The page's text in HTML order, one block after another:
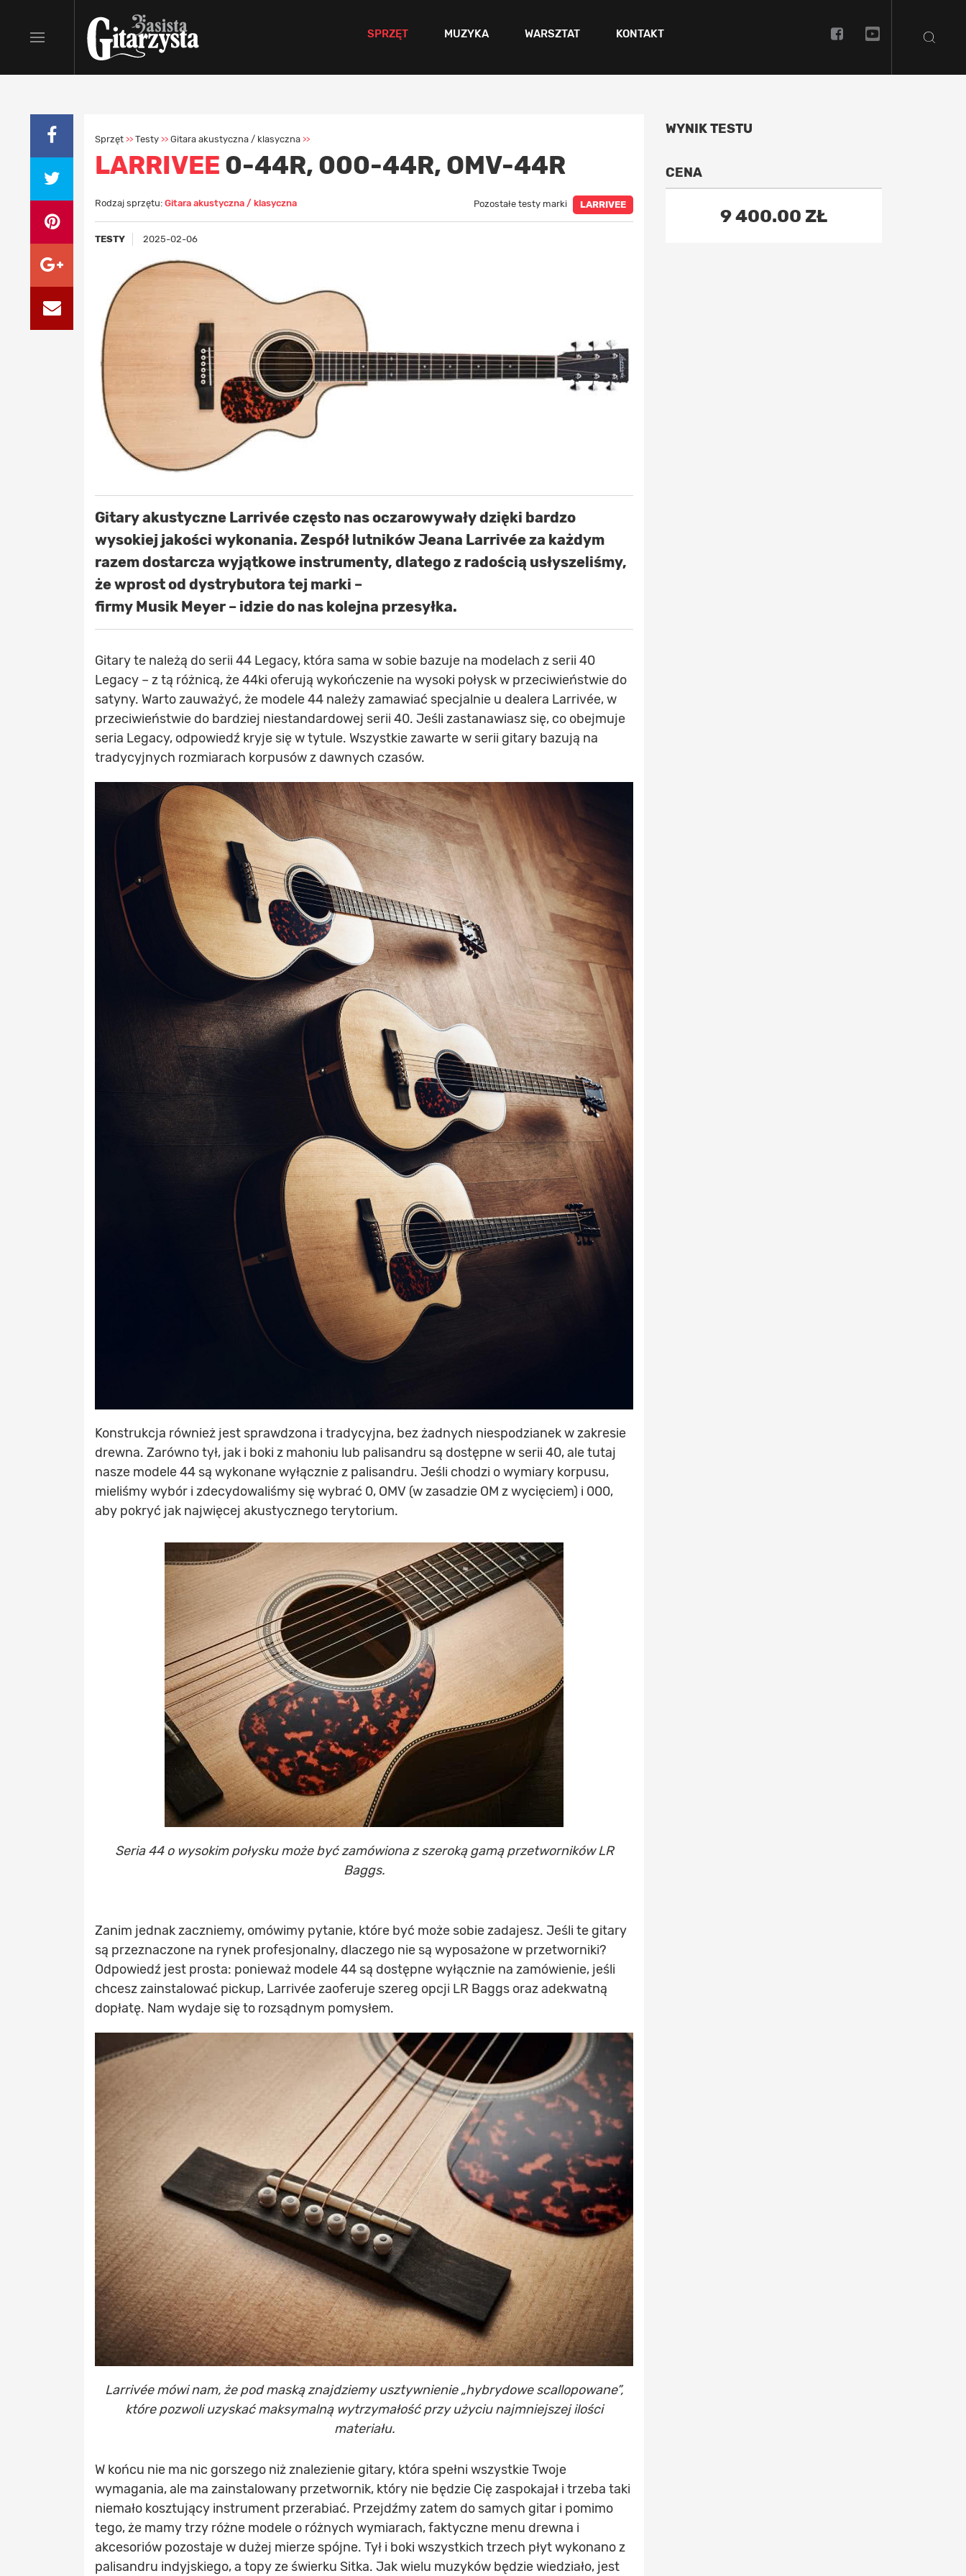
SPRZĘT MUZYKA WARSZTAT KONTAKT
Sprzęt >> Testy >> Gitara akustyczna / klasyczna >>
LARRIVEE 0-44R, 000-44R, OMV-44R
Rodzaj sprzętu: Gitara akustyczna / klasyczna Pozostałe testy marki LARRIVEE
TESTY 2025-02-06
Gitary akustyczne Larrivée często nas oczarowywały dzięki bardzo
wysokiej jakości wykonania. Zespół lutników Jeana Larrivée za każdym
razem dostarcza wyjątkowe instrumenty, dlatego z radością usłyszeliśmy,
że wprost od dystrybutora tej marki –
firmy Musik Meyer – idzie do nas kolejna przesyłka.
Gitary te należą do serii 44 Legacy, która sama w sobie bazuje na modelach z serii 40
Legacy – z tą różnicą, że 44ki oferują wykończenie na wysoki połysk w przeciwieństwie do
satyny. Warto zauważyć, że modele 44 należy zamawiać specjalnie u dealera Larrivée, w
przeciwieństwie do bardziej niestandardowej serii 40. Jeśli zastanawiasz się, co obejmuje
seria Legacy, odpowiedź kryje się w tytule. Wszystkie zawarte w serii gitary bazują na
tradycyjnych rozmiarach korpusów z dawnych czasów.
Konstrukcja również jest sprawdzona i tradycyjna, bez żadnych niespodzianek w zakresie
drewna. Zarówno tył, jak i boki z mahoniu lub palisandru są dostępne w serii 40, ale tutaj
nasze modele 44 są wykonane wyłącznie z palisandru. Jeśli chodzi o wymiary korpusu,
mieliśmy wybór i zdecydowaliśmy się wybrać 0, OMV (w zasadzie OM z wycięciem) i 000,
aby pokryć jak najwięcej akustycznego terytorium.
Seria 44 o wysokim połysku może być zamówiona z szeroką gamą przetworników LR
Baggs.
Zanim jednak zaczniemy, omówimy pytanie, które być może sobie zadajesz. Jeśli te gitary
są przeznaczone na rynek profesjonalny, dlaczego nie są wyposażone w przetworniki?
Odpowiedź jest prosta: ponieważ modele 44 są dostępne wyłącznie na zamówienie, jeśli
chcesz zainstalować pickup, Larrivée zaoferuje szereg opcji LR Baggs oraz adekwatną
dopłatę. Nam wydaje się to rozsądnym pomysłem.
Larrivée mówi nam, że pod maską znajdziemy usztywnienie „hybrydowe scallopowane”,
które pozwoli uzyskać maksymalną wytrzymałość przy użyciu najmniejszej ilości
materiału.
W końcu nie ma nic gorszego niż znalezienie gitary, która spełni wszystkie Twoje
wymagania, ale ma zainstalowany przetwornik, który nie będzie Cię zaspokajał i trzeba taki
niemało kosztujący instrument przerabiać. Przejdźmy zatem do samych gitar i pomimo
tego, że mamy trzy różne modele o różnych wymiarach, faktyczne menu drewna i
akcesoriów pozostaje w dużej mierze spójne. Tył i boki wszystkich trzech płyt wykonano z
palisandru indyjskiego, a topy ze świerku Sitka. Jak wielu muzyków będzie wiedziało, jest
WYNIK TESTU
CENA
9 400.00 ZŁ